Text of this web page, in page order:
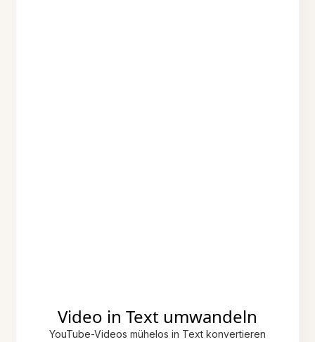
Video in Text umwandeln
YouTube-Videos mühelos in Text konvertieren